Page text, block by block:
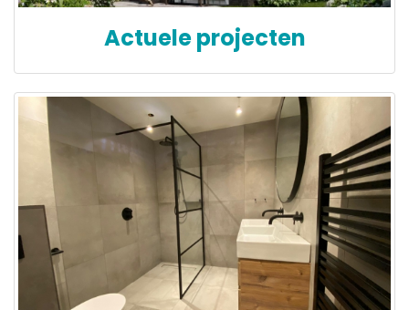
Actuele projecten